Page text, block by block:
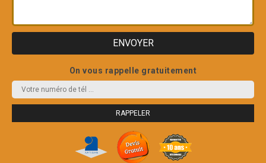
On vous rappelle gratuitement